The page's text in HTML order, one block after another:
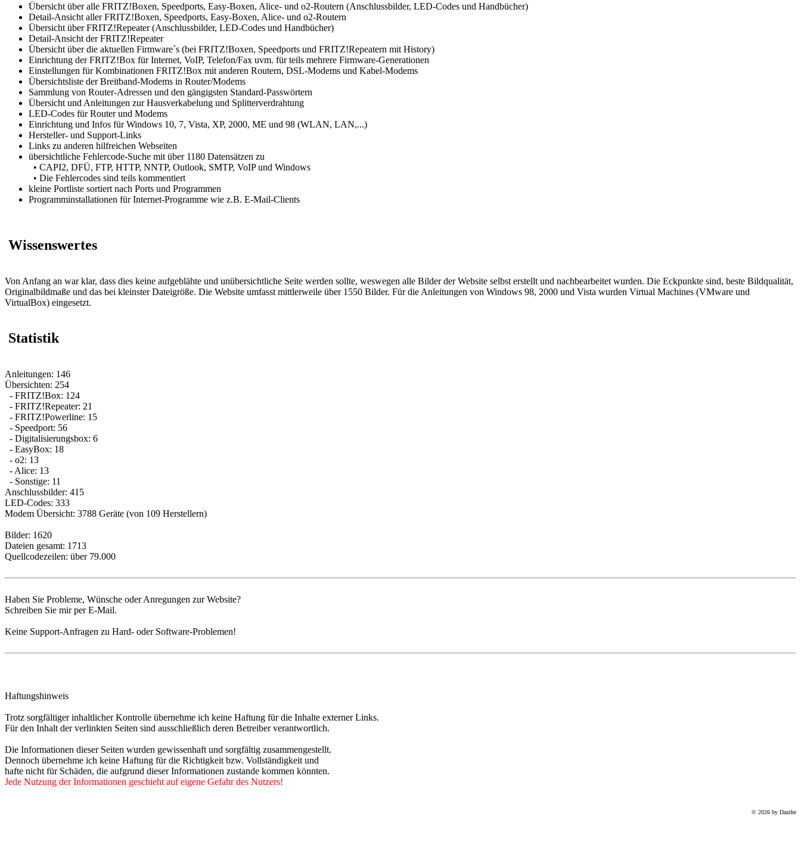
Übersicht über alle FRITZ!Boxen, Speedports, Easy-Boxen, Alice- und o2-Routern (Anschlussbilder, LED-Codes und Handbücher)
Detail-Ansicht aller FRITZ!Boxen, Speedports, Easy-Boxen, Alice- und o2-Routern
Übersicht über FRITZ!Repeater (Anschlussbilder, LED-Codes und Handbücher)
Detail-Ansicht der FRITZ!Repeater
Übersicht über die aktuellen Firmware´s (bei FRITZ!Boxen, Speedports und FRITZ!Repeatern mit History)
Einrichtung der FRITZ!Box für Internet, VoIP, Telefon/Fax uvm. für teils mehrere Firmware-Generationen
Einstellungen für Kombinationen FRITZ!Box mit anderen Routern, DSL-Modems und Kabel-Modems
Übersichtsliste der Breitband-Modems in Router/Modems
Sammlung von Router-Adressen und den gängigsten Standard-Passwörtern
Übersicht und Anleitungen zur Hausverkabelung und Splitterverdrahtung
LED-Codes für Router und Modems
Einrichtung und Infos für Windows 10, 7, Vista, XP, 2000, ME und 98 (WLAN, LAN,...)
Hersteller- und Support-Links
Links zu anderen hilfreichen Webseiten
übersichtliche Fehlercode-Suche mit über 1180 Datensätzen zu
• CAPI2, DFÜ, FTP, HTTP, NNTP, Outlook, SMTP, VoIP und Windows
• Die Fehlercodes sind teils kommentiert
kleine Portliste sortiert nach Ports und Programmen
Programminstallationen für Internet-Programme wie z.B. E-Mail-Clients
Wissenswertes
Von Anfang an war klar, dass dies keine aufgeblähte und unübersichtliche Seite werden sollte, weswegen alle Bilder der Website selbst erstellt und nachbearbeitet wurden. Die Eckpunkte sind, beste Bildqualität,
Originalbildmaße und das bei kleinster Dateigröße. Die Website umfasst mittlerweile über 1550 Bilder. Für die Anleitungen von Windows 98, 2000 und Vista wurden Virtual Machines (VMware und
VirtualBox) eingesetzt.
Statistik
Anleitungen: 146
Übersichten: 254
- FRITZ!Box: 124
- FRITZ!Repeater: 21
- FRITZ!Powerline: 15
- Speedport: 56
- Digitalisierungsbox: 6
- EasyBox: 18
- o2: 13
- Alice: 13
- Sonstige: 11
Anschlussbilder: 415
LED-Codes: 333
Modem Übersicht: 3788 Geräte (von 109 Herstellern)
Bilder: 1620
Dateien gesamt: 1713
Quellcodezeilen: über 79.000
Haben Sie Probleme, Wünsche oder Anregungen zur Website?
Schreiben Sie mir per E-Mail.
Keine Support-Anfragen zu Hard- oder Software-Problemen!
Haftungshinweis
Trotz sorgfältiger inhaltlicher Kontrolle übernehme ich keine Haftung für die Inhalte externer Links.
Für den Inhalt der verlinkten Seiten sind ausschließlich deren Betreiber verantwortlich.
Die Informationen dieser Seiten wurden gewissenhaft und sorgfältig zusammengestellt.
Dennoch übernehme ich keine Haftung für die Richtigkeit bzw. Vollständigkeit und
hafte nicht für Schäden, die aufgrund dieser Informationen zustande kommen könnten.
Jede Nutzung der Informationen geschieht auf eigene Gefahr des Nutzers!
© 2026 by Dazifer